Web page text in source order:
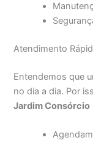
Atendimento
Entendemos que
no dia a dia. Por
Jardim Consórcio